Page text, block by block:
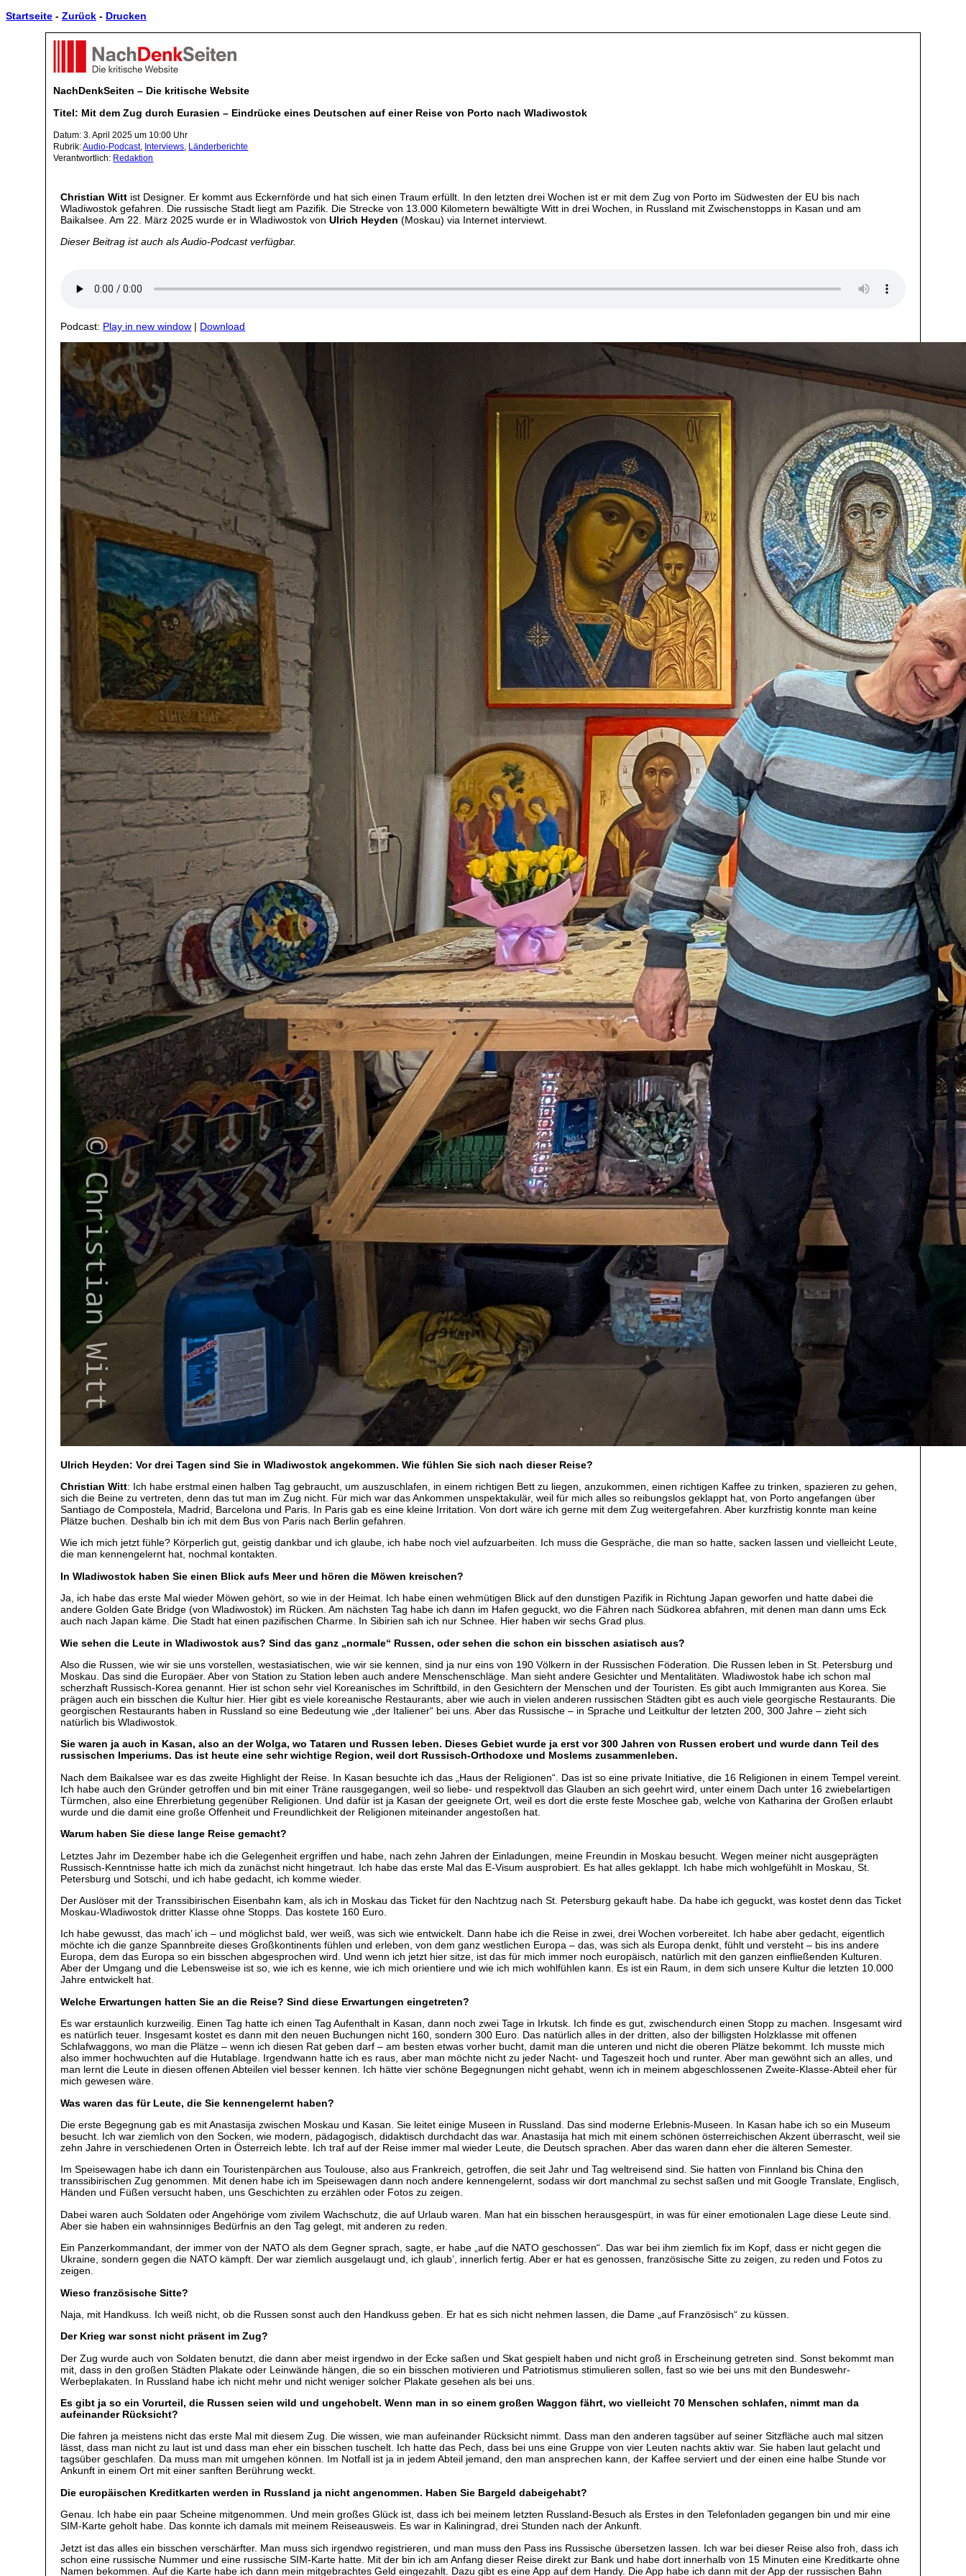
Startseite - Zurück - Drucken
NachDenkSeiten – Die kritische Website
Titel: Mit dem Zug durch Eurasien – Eindrücke eines Deutschen auf einer Reise von Porto nach Wladiwostok
Datum: 3. April 2025 um 10:00 Uhr
Rubrik:Audio-Podcast, Interviews, Länderberichte
Verantwortlich: Redaktion
Christian Witt ist Designer. Er kommt aus Eckernförde und hat sich einen Traum erfüllt. In den letzten drei Wochen ist er mit dem Zug von Porto im Südwesten der EU bis nach
Wladiwostok gefahren. Die russische Stadt liegt am Pazifik. Die Strecke von 13.000 Kilometern bewältigte Witt in drei Wochen, in Russland mit Zwischenstopps in Kasan und am
Baikalsee. Am 22. März 2025 wurde er in Wladiwostok vonUlrich Heyden (Moskau) via Internet interviewt.
Dieser Beitrag ist auch als Audio-Podcast verfügbar.
Podcast: Play in new window | Download
Ulrich Heyden: Vor drei Tagen sind Sie in Wladiwostok angekommen. Wie fühlen Sie sich nach dieser Reise?
Christian Witt: Ich habe erstmal einen halben Tag gebraucht, um auszuschlafen, in einem richtigen Bett zu liegen, anzukommen, einen richtigen Kaffee zu trinken, spazieren zu gehen,
sich die Beine zu vertreten, denn das tut man im Zug nicht. Für mich war das Ankommen unspektakulär, weil für mich alles so reibungslos geklappt hat, von Porto angefangen über
Santiago de Compostela, Madrid, Barcelona und Paris. In Paris gab es eine kleine Irritation. Von dort wäre ich gerne mit dem Zug weitergefahren. Aber kurzfristig konnte man keine
Plätze buchen. Deshalb bin ich mit dem Bus von Paris nach Berlin gefahren.
Wie ich mich jetzt fühle? Körperlich gut, geistig dankbar und ich glaube, ich habe noch viel aufzuarbeiten. Ich muss die Gespräche, die man so hatte, sacken lassen und vielleicht Leute,
die man kennengelernt hat, nochmal kontakten.
In Wladiwostok haben Sie einen Blick aufs Meer und hören die Möwen kreischen?
Ja, ich habe das erste Mal wieder Möwen gehört, so wie in der Heimat. Ich habe einen wehmütigen Blick auf den dunstigen Pazifik in Richtung Japan geworfen und hatte dabei die
andere Golden Gate Bridge (von Wladiwostok) im Rücken. Am nächsten Tag habe ich dann im Hafen geguckt, wo die Fähren nach Südkorea abfahren, mit denen man dann ums Eck
auch nach Japan käme. Die Stadt hat einen pazifischen Charme. In Sibirien sah ich nur Schnee. Hier haben wir sechs Grad plus.
Wie sehen die Leute in Wladiwostok aus? Sind das ganz „normale“ Russen, oder sehen die schon ein bisschen asiatisch aus?
Also die Russen, wie wir sie uns vorstellen, westasiatischen, wie wir sie kennen, sind ja nur eins von 190 Völkern in der Russischen Föderation. Die Russen leben in St. Petersburg und
Moskau. Das sind die Europäer. Aber von Station zu Station leben auch andere Menschenschläge. Man sieht andere Gesichter und Mentalitäten. Wladiwostok habe ich schon mal
scherzhaft Russisch-Korea genannt. Hier ist schon sehr viel Koreanisches im Schriftbild, in den Gesichtern der Menschen und der Touristen. Es gibt auch Immigranten aus Korea. Sie
prägen auch ein bisschen die Kultur hier. Hier gibt es viele koreanische Restaurants, aber wie auch in vielen anderen russischen Städten gibt es auch viele georgische Restaurants. Die
georgischen Restaurants haben in Russland so eine Bedeutung wie „der Italiener“ bei uns. Aber das Russische – in Sprache und Leitkultur der letzten 200, 300 Jahre – zieht sich
natürlich bis Wladiwostok.
Sie waren ja auch in Kasan, also an der Wolga, wo Tataren und Russen leben. Dieses Gebiet wurde ja erst vor 300 Jahren von Russen erobert und wurde dann Teil des
russischen Imperiums. Das ist heute eine sehr wichtige Region, weil dort Russisch-Orthodoxe und Moslems zusammenleben.
Nach dem Baikalsee war es das zweite Highlight der Reise. In Kasan besuchte ich das „Haus der Religionen“. Das ist so eine private Initiative, die 16 Religionen in einem Tempel vereint.
Ich habe auch den Gründer getroffen und bin mit einer Träne rausgegangen, weil so liebe- und respektvoll das Glauben an sich geehrt wird, unter einem Dach unter 16 zwiebelartigen
Türmchen, also eine Ehrerbietung gegenüber Religionen. Und dafür ist ja Kasan der geeignete Ort, weil es dort die erste feste Moschee gab, welche von Katharina der Großen erlaubt
wurde und die damit eine große Offenheit und Freundlichkeit der Religionen miteinander angestoßen hat.
Warum haben Sie diese lange Reise gemacht?
Letztes Jahr im Dezember habe ich die Gelegenheit ergriffen und habe, nach zehn Jahren der Einladungen, meine Freundin in Moskau besucht. Wegen meiner nicht ausgeprägten
Russisch-Kenntnisse hatte ich mich da zunächst nicht hingetraut. Ich habe das erste Mal das E-Visum ausprobiert. Es hat alles geklappt. Ich habe mich wohlgefühlt in Moskau, St.
Petersburg und Sotschi, und ich habe gedacht, ich komme wieder.
Der Auslöser mit der Transsibirischen Eisenbahn kam, als ich in Moskau das Ticket für den Nachtzug nach St. Petersburg gekauft habe. Da habe ich geguckt, was kostet denn das Ticket
Moskau-Wladiwostok dritter Klasse ohne Stopps. Das kostete 160 Euro.
Ich habe gewusst, das mach’ ich – und möglichst bald, wer weiß, was sich wie entwickelt. Dann habe ich die Reise in zwei, drei Wochen vorbereitet. Ich habe aber gedacht, eigentlich
möchte ich die ganze Spannbreite dieses Großkontinents fühlen und erleben, von dem ganz westlichen Europa – das, was sich als Europa denkt, fühlt und versteht – bis ins andere
Europa, dem das Europa so ein bisschen abgesprochen wird. Und wenn ich jetzt hier sitze, ist das für mich immer noch europäisch, natürlich mit den ganzen einfließenden Kulturen.
Aber der Umgang und die Lebensweise ist so, wie ich es kenne, wie ich mich orientiere und wie ich mich wohlfühlen kann. Es ist ein Raum, in dem sich unsere Kultur die letzten 10.000
Jahre entwickelt hat.
Welche Erwartungen hatten Sie an die Reise? Sind diese Erwartungen eingetreten?
Es war erstaunlich kurzweilig. Einen Tag hatte ich einen Tag Aufenthalt in Kasan, dann noch zwei Tage in Irkutsk. Ich finde es gut, zwischendurch einen Stopp zu machen. Insgesamt wird
es natürlich teuer. Insgesamt kostet es dann mit den neuen Buchungen nicht 160, sondern 300 Euro. Das natürlich alles in der dritten, also der billigsten Holzklasse mit offenen
Schlafwaggons, wo man die Plätze – wenn ich diesen Rat geben darf – am besten etwas vorher bucht, damit man die unteren und nicht die oberen Plätze bekommt. Ich musste mich
also immer hochwuchten auf die Hutablage. Irgendwann hatte ich es raus, aber man möchte nicht zu jeder Nacht- und Tageszeit hoch und runter. Aber man gewöhnt sich an alles, und
man lernt die Leute in diesen offenen Abteilen viel besser kennen. Ich hätte vier schöne Begegnungen nicht gehabt, wenn ich in meinem abgeschlossenen Zweite-Klasse-Abteil eher für
mich gewesen wäre.
Was waren das für Leute, die Sie kennengelernt haben?
Die erste Begegnung gab es mit Anastasija zwischen Moskau und Kasan. Sie leitet einige Museen in Russland. Das sind moderne Erlebnis-Museen. In Kasan habe ich so ein Museum
besucht. Ich war ziemlich von den Socken, wie modern, pädagogisch, didaktisch durchdacht das war. Anastasija hat mich mit einem schönen österreichischen Akzent überrascht, weil sie
zehn Jahre in verschiedenen Orten in Österreich lebte. Ich traf auf der Reise immer mal wieder Leute, die Deutsch sprachen. Aber das waren dann eher die älteren Semester.
Im Speisewagen habe ich dann ein Touristenpärchen aus Toulouse, also aus Frankreich, getroffen, die seit Jahr und Tag weltreisend sind. Sie hatten von Finnland bis China den
transsibirischen Zug genommen. Mit denen habe ich im Speisewagen dann noch andere kennengelernt, sodass wir dort manchmal zu sechst saßen und mit Google Translate, Englisch,
Händen und Füßen versucht haben, uns Geschichten zu erzählen oder Fotos zu zeigen.
Dabei waren auch Soldaten oder Angehörige vom zivilem Wachschutz, die auf Urlaub waren. Man hat ein bisschen herausgespürt, in was für einer emotionalen Lage diese Leute sind.
Aber sie haben ein wahnsinniges Bedürfnis an den Tag gelegt, mit anderen zu reden.
Ein Panzerkommandant, der immer von der NATO als dem Gegner sprach, sagte, er habe „auf die NATO geschossen“. Das war bei ihm ziemlich fix im Kopf, dass er nicht gegen die
Ukraine, sondern gegen die NATO kämpft. Der war ziemlich ausgelaugt und, ich glaub’, innerlich fertig. Aber er hat es genossen, französische Sitte zu zeigen, zu reden und Fotos zu
zeigen.
Wieso französische Sitte?
Naja, mit Handkuss. Ich weiß nicht, ob die Russen sonst auch den Handkuss geben. Er hat es sich nicht nehmen lassen, die Dame „auf Französisch“ zu küssen.
Der Krieg war sonst nicht präsent im Zug?
Der Zug wurde auch von Soldaten benutzt, die dann aber meist irgendwo in der Ecke saßen und Skat gespielt haben und nicht groß in Erscheinung getreten sind. Sonst bekommt man
mit, dass in den großen Städten Plakate oder Leinwände hängen, die so ein bisschen motivieren und Patriotismus stimulieren sollen, fast so wie bei uns mit den Bundeswehr-
Werbeplakaten. In Russland habe ich nicht mehr und nicht weniger solcher Plakate gesehen als bei uns.
Es gibt ja so ein Vorurteil, die Russen seien wild und ungehobelt. Wenn man in so einem großen Waggon fährt, wo vielleicht 70 Menschen schlafen, nimmt man da
aufeinander Rücksicht?
Die fahren ja meistens nicht das erste Mal mit diesem Zug. Die wissen, wie man aufeinander Rücksicht nimmt. Dass man den anderen tagsüber auf seiner Sitzfläche auch mal sitzen
lässt, dass man nicht zu laut ist und dass man eher ein bisschen tuschelt. Ich hatte das Pech, dass bei uns eine Gruppe von vier Leuten nachts aktiv war. Sie haben laut gelacht und
tagsüber geschlafen. Da muss man mit umgehen können. Im Notfall ist ja in jedem Abteil jemand, den man ansprechen kann, der Kaffee serviert und der einen eine halbe Stunde vor
Ankunft in einem Ort mit einer sanften Berührung weckt.
Die europäischen Kreditkarten werden in Russland ja nicht angenommen. Haben Sie Bargeld dabeigehabt?
Genau. Ich habe ein paar Scheine mitgenommen. Und mein großes Glück ist, dass ich bei meinem letzten Russland-Besuch als Erstes in den Telefonladen gegangen bin und mir eine
SIM-Karte geholt habe. Das konnte ich damals mit meinem Reiseausweis. Es war in Kaliningrad, drei Stunden nach der Ankunft.
Jetzt ist das alles ein bisschen verschärfter. Man muss sich irgendwo registrieren, und man muss den Pass ins Russische übersetzen lassen. Ich war bei dieser Reise also froh, dass ich
schon eine russische Nummer und eine russische SIM-Karte hatte. Mit der bin ich am Anfang dieser Reise direkt zur Bank und habe dort innerhalb von 15 Minuten eine Kreditkarte ohne
Namen bekommen. Auf die Karte habe ich dann mein mitgebrachtes Geld eingezahlt. Dazu gibt es eine App auf dem Handy. Die App habe ich dann mit der App der russischen Bahn